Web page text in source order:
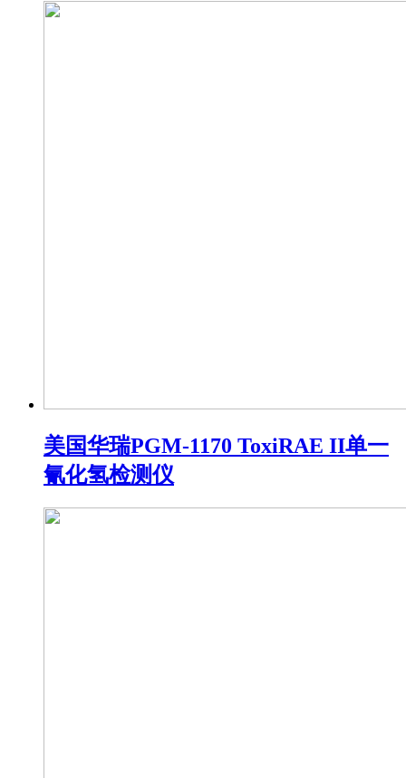
美国华瑞PGM-1170 ToxiRAE II单一
氰化氢检测仪